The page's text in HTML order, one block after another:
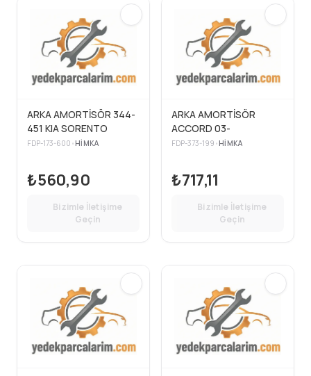
ARKA AMORTİSÖR 344-
451 KIA SORENTO
FDP-173-600 • HIMKA
₺560,90
Bizimle İletişime
Geçin
ARKA AMORTİSÖR
ACCORD 03-
FDP-373-199 • HIMKA
₺717,11
Bizimle İletişime
Geçin